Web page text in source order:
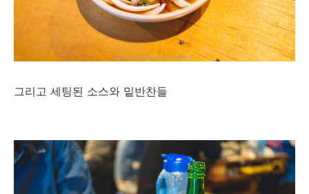
그리고 세팅된 소스와 밑반찬들